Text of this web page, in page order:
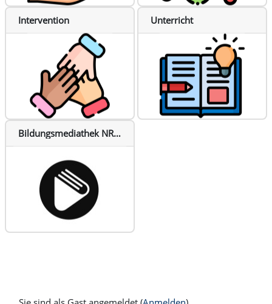
Intervention Unterricht
Bildungsmediathek NRW